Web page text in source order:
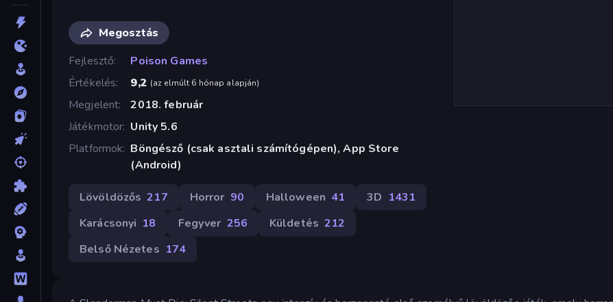
Megosztás
Fejlesztő
Poison Games
Értékelés
9,2 (az elmúlt 6 hónap alapján)
Megjelent
2018. február
Játékmotor Unity 5.6
Platformok Böngésző (csak asztali számítógépen), App Store
(Android)
Lövöldözős 217 Horror 90 Halloween 41 3D 1431
Karácsonyi 18 Fegyver 256 Küldetés 212
Belső Nézetes 174